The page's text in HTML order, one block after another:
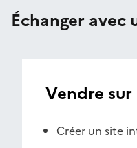
Échanger avec
Vendre
Créer un site